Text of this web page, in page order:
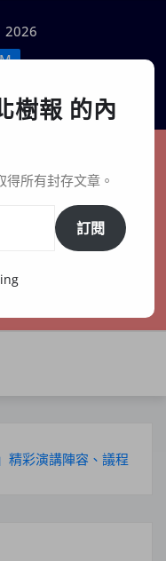
2026
創生
精彩演講陣容、議程
樹報 的內
所有封存文章。
訂閱